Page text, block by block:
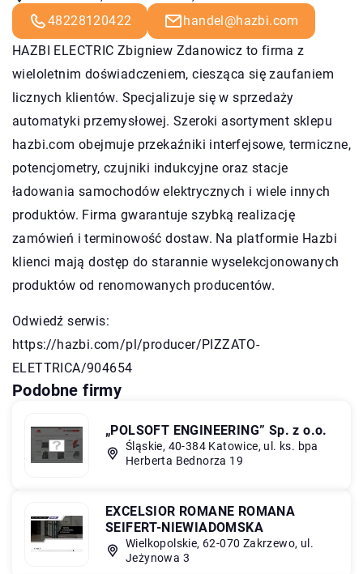
48228120422
handel@hazbi.com
HAZBI ELECTRIC Zbigniew Zdanowicz to firma z
wieloletnim doświadczeniem, ciesząca się zaufaniem
licznych klientów. Specjalizuje się w sprzedaży
automatyki przemysłowej. Szeroki asortyment sklepu
hazbi.com obejmuje przekaźniki interfejsowe, termiczne,
potencjometry, czujniki indukcyjne oraz stacje
ładowania samochodów elektrycznych i wiele innych
produktów. Firma gwarantuje szybką realizację
zamówień i terminowość dostaw. Na platformie Hazbi
klienci mają dostęp do starannie wyselekcjonowanych
produktów od renomowanych producentów.
Odwiedź serwis:
https://hazbi.com/pl/producer/PIZZATO-
ELETTRICA/904654
Podobne firmy
„POLSOFT ENGINEERING” Sp. z o.o.
Śląskie, 40-384 Katowice, ul. ks. bpa
Herberta Bednorza 19
EXCELSIOR ROMANE ROMANA
SEIFERT-NIEWIADOMSKA
Wielkopolskie, 62-070 Zakrzewo, ul.
Jeżynowa 3